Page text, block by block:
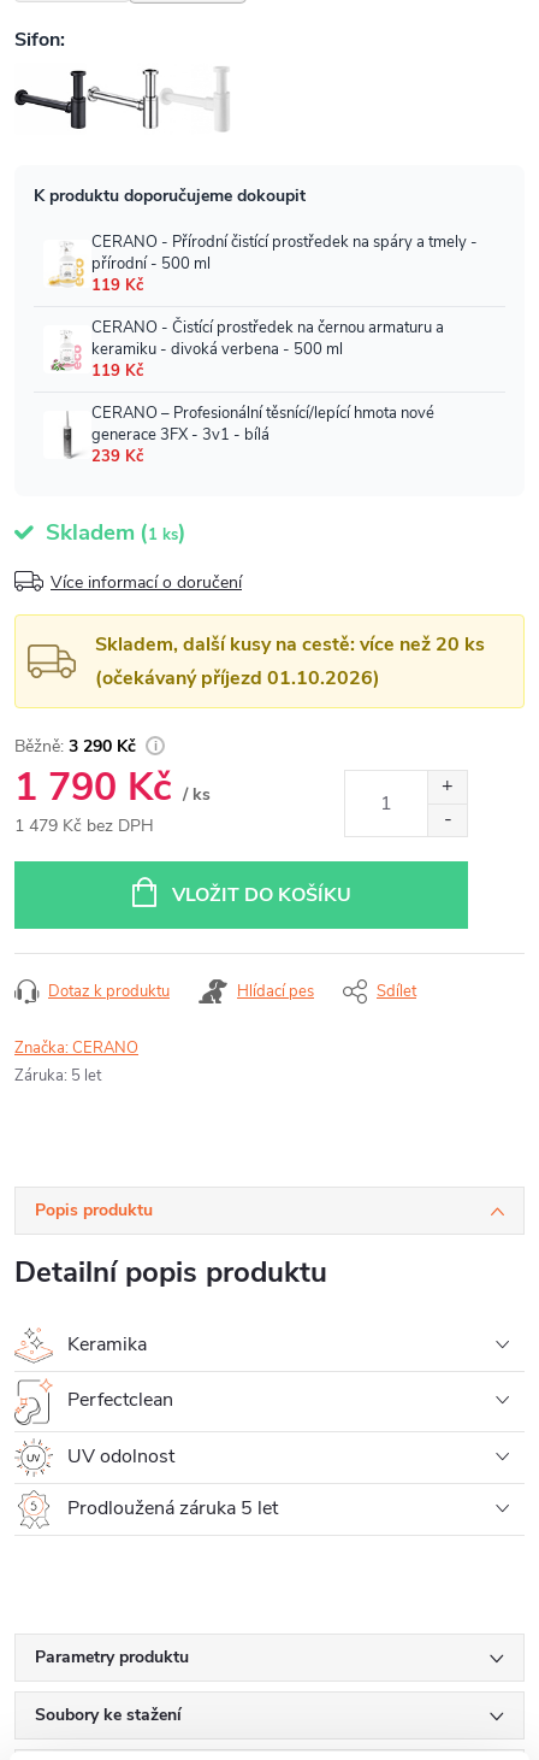
Skladem (1 ks)
Více informací o doručení
Skladem, další kusy na cestě: více než 20 ks
(očekávaný příjezd 01.10.2026)
3 290 Kč
1 790 Kč / ks
1 479 Kč bez DPH
VLOŽIT DO KOŠÍKU
Dotaz k produktu Hlídací pes Sdílet
Značka:CERANO
Záruka: 5 let
Popis produktu
Detailní popis produktu
Keramika
Perfectclean
UV odolnost
Prodloužená záruka 5 let
Parametry produktu
Soubory ke stažení